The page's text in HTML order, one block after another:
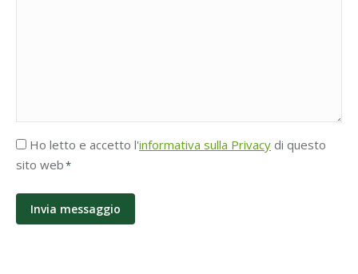
Accettazione
Privacy
Ho letto e accetto l'informativa sulla Privacy di questo
sito web*